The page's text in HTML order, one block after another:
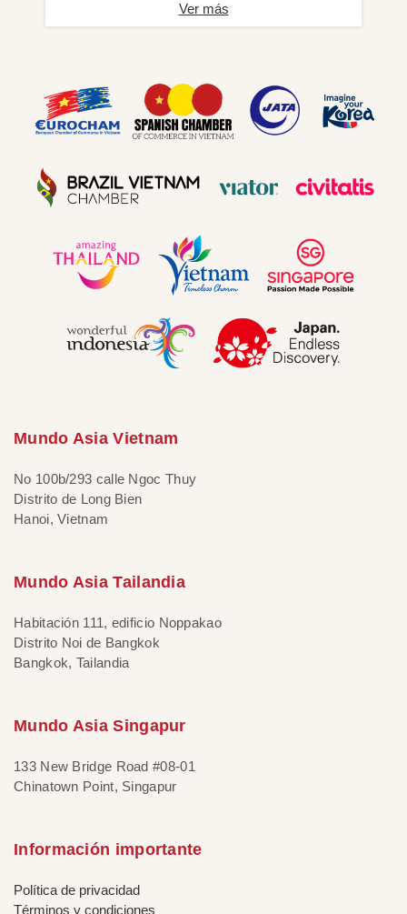
Ver más
Mundo Asia Vietnam
No 100b/293 calle Ngoc Thuy
Distrito de Long Bien
Hanoi, Vietnam
Mundo Asia Tailandia
Habitación 111, edificio Noppakao
Distrito Noi de Bangkok
Bangkok, Tailandia
Mundo Asia Singapur
133 New Bridge Road #08-01
Chinatown Point, Singapur
Información importante
Política de privacidad
Términos y condiciones